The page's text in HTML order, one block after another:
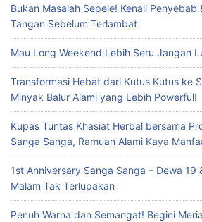
Bukan Masalah Sepele! Kenali Penyebab
Tangan Sebelum Terlambat
Mau Long Weekend Lebih Seru Jangan
Transformasi Hebat dari Kutus Kutus ke
Minyak Balur Alami yang Lebih Powerful!
Kupas Tuntas Khasiat Herbal bersama
Sanga Sanga, Ramuan Alami Kaya
1st Anniversary Sanga Sanga – Dewa 19
Malam Tak Terlupakan
Penuh Warna dan Semangat! Begini